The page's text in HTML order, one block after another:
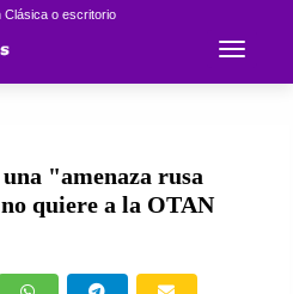
Clásica o escritorio
Toggle
"amenaza rusa
quiere a la OTAN